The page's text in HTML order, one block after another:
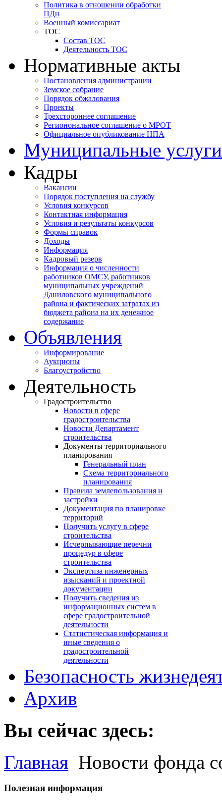
Политика в отношении обработки
ПДн
Военный комиссариат
ТОС
Состав ТОС
Деятельность ТОС
Нормативные акты
Постановления администрации
Земское собрание
Порядок обжалования
Проекты
Трехстороннее соглашение
Регионональное соглашение о МРОТ
Официальное опубликование НПА
Муниципальные услуги
Кадры
Вакансии
Порядок поступления на службу
Условия конкурсов
Контактная информация
Условия и результаты конкурсов
Формы справок
Доходы
Информация
Кадровый резерв
Информация о численности
работников ОМСУ, работников
муниципальных учреждений
Даниловского муниципального
района и фактических затратах из
бюджета района на их денежное
содержание
Объявления
Информирование
Аукционы
Благоустройство
Деятельность
Градостроительство
Новости в сфере
градостроительства
Новости Департамент
строительства
Документы территориального
планирования
Генеральный план
Схема территориального
планирования
Правила землепользования и
застройки
Документация по планировке
территорий
Получить услугу в сфере
строительства
Исчерпывающие перечни
процедур в сфере
строительства
Экспертиза инженерных
изысканий и проектной
документации
Получить сведения из
информационных систем в
сфере градостроительной
деятельности
Статистическая информация и
иные сведения о
градостроительной
деятельности
Безопасность
Архив
Вы сейчас здесь:
Главная Новости фонда
Полезная информация